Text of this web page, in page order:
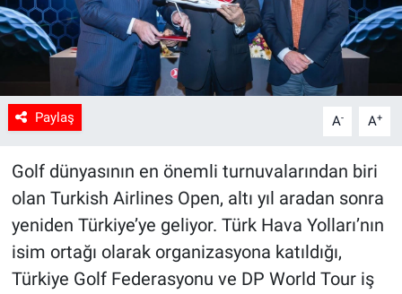
Paylaş A- A+
Golf dünyasının en önemli turnuvalarından biri
olan Turkish Airlines Open, altı yıl aradan sonra
yeniden Türkiye’ye geliyor. Türk Hava Yolları’nın
isim ortağı olarak organizasyona katıldığı,
Türkiye Golf Federasyonu ve DP World Tour iş